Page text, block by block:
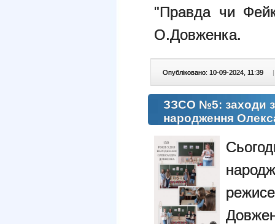
"Правда чи
О.Довженка.
Опубліковано: 10-09-2024, 11:39 |
ЗЗСО №5: заходи з
народження